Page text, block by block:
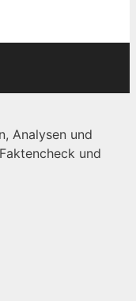
Analysen und
und